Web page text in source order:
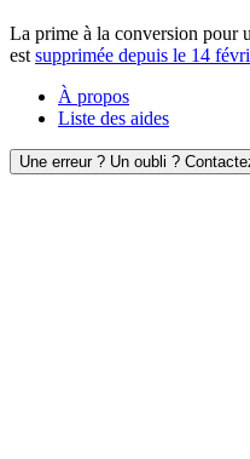
La prime à la conversion pour
est supprimée depuis le 14
À propos
Liste des aides
Une erreur ? Un oubli ?